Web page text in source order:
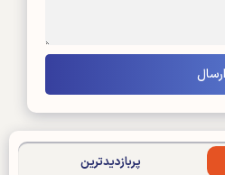
پربازدیدترین